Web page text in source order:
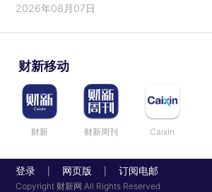
2026年08月07日
财新移动
财新 财新周刊 Caixin
登录 网页版 订阅电邮
Copyright 财新网 All Rights Reserved